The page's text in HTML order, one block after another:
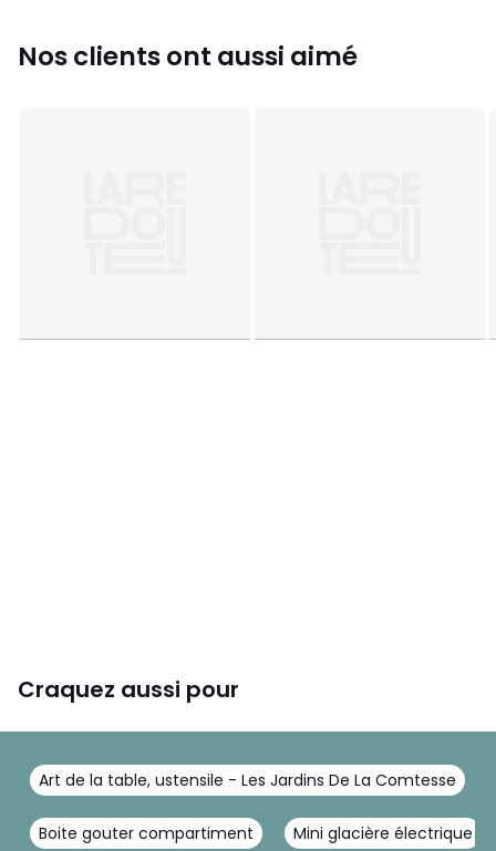
Nos clients ont aussi aimé
Craquez aussi pour
Art de la table, ustensile - Les Jardins De La Comtesse
Boite gouter compartiment Mini glacière électrique